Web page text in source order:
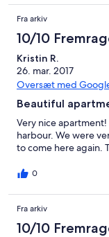
Fra arkiv
10/10
Kristin R.
26. mar. 2017
Oversæt med
Beautiful
Very nice
harbour. We were
to come here again.
0
Fra arkiv
10/10